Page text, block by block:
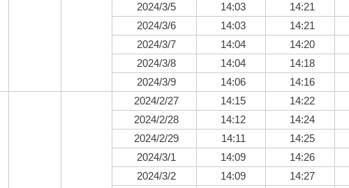
2024/3/5
14:03 14:21
2024/3/6
14:03 14:21
2024/3/7
14:04 14:20
2024/3/8
14:04 14:18
2024/3/9
14:06 14:16
2024/2/27 14:15 14:22
2024/2/28
14:12 14:24
2024/2/29
14:11 14:25
2024/3/1
14:09 14:26
2024/3/2
14:09 14:27